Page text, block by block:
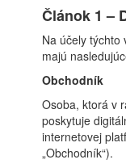
Článok 1 –
Na účely týchto
majú
Obchodník
Osoba, ktorá v
poskytuje
internetovej
„Obchodník“).